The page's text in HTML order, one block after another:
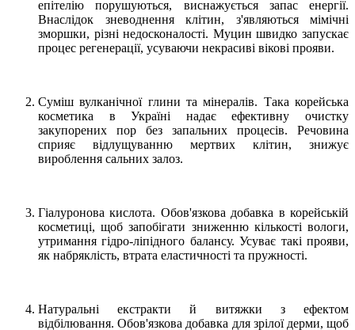
епітелію порушуються, виснажується запас енергії.
Внаслідок зневоднення клітин, з'являються мімічні
зморшки, різні недосконалості. Муцин швидко запускає
процес регенерації, усуваючи некрасиві вікові прояви.
Суміш вулканічної глини та мінералів. Така корейська
косметика в Україні надає ефективну очистку
закупорених пор без запальних процесів. Речовина
сприяє відлущуванню мертвих клітин, знижує
вироблення сальних залоз.
Гіалуронова кислота. Обов'язкова добавка в корейській
косметиці, щоб запобігати зниженню кількості вологи,
утримання гідро-ліпідного балансу. Усуває такі прояви,
як набряклість, втрата еластичності та пружності.
Натуральні екстракти й витяжки з ефектом
відбілювання. Обов'язкова добавка для зрілої дерми, щоб